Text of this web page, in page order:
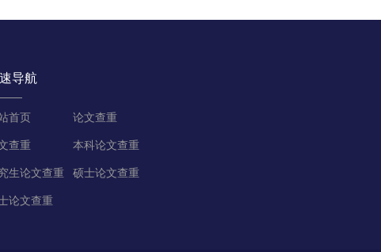
导航
首页 论文查重
查重 本科论文查重
生论文查重 硕士论文查重
论文查重